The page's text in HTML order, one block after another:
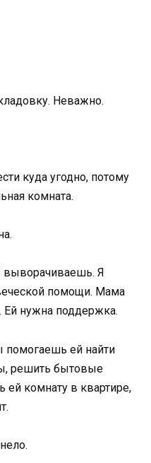
Неважно.
куда угодно, потому
комната.
выворачиваешь. Я
помощи. Мама
Ей нужна поддержка.
помогаешь ей найти
решить бытовые
ей комнату в квартире,